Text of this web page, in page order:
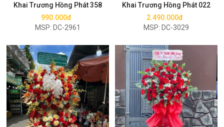
Khai Trương Hồng Phát 358
990.000đ
MSP: DC-2961
Khai Trương Hồng Phát 022
2.490.000đ
MSP: DC-3029